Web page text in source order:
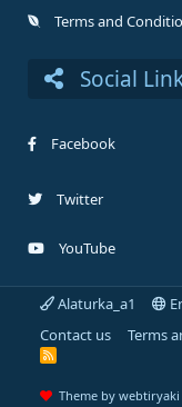
Terms and
Social
Facebook
Twitter
YouTube
Alaturka_a1
Contact us
Terms
R
Theme by webtiryaki